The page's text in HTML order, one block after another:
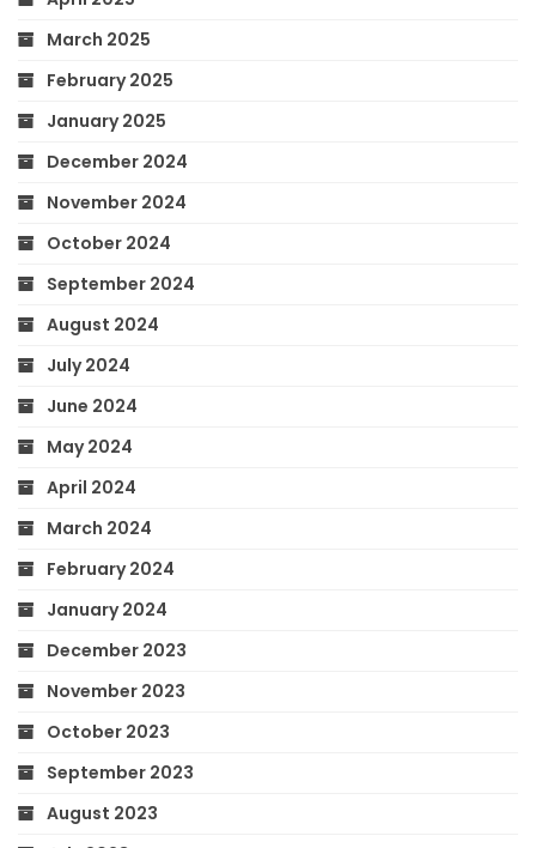
March 2025
February 2025
January 2025
December 2024
November 2024
October 2024
September 2024
August 2024
July 2024
June 2024
May 2024
April 2024
March 2024
February 2024
January 2024
December 2023
November 2023
October 2023
September 2023
August 2023